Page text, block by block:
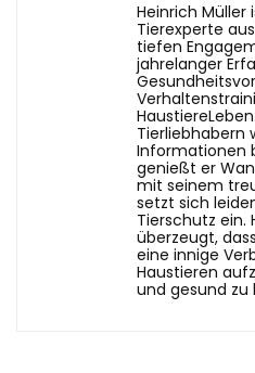
Heinrich
Tierexperte
tiefen
jahrelanger
Tierliebhabern
Informationen
genießt er
mit seinem
setzt sich
Tierschutz ein.
überzeugt,
eine innige
Haustieren
und gesund zu